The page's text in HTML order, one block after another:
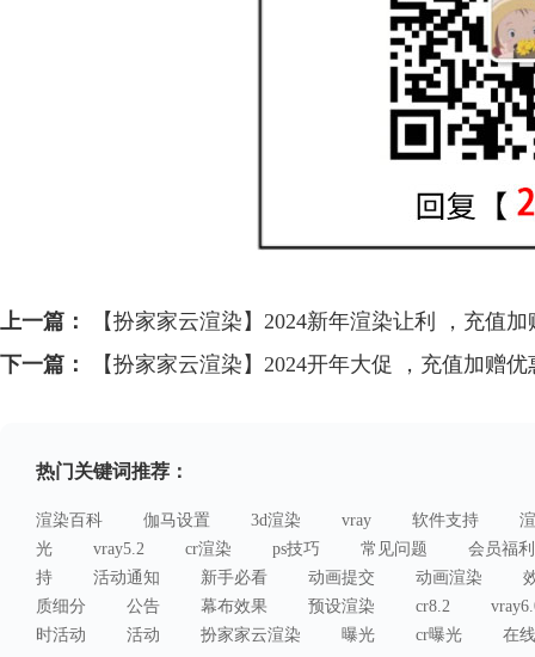
上一篇：
【扮家家云渲染】2024新年渲染让利 ，充值
下一篇：
【扮家家云渲染】2024开年大促 ，充值加赠
热门关键词推荐：
渲染百科 伽马设置 3d渲染 vray 软件支持
光
vray5.2 cr渲染 ps技巧 常见问题
会员福利
持
活动通知 新手必看 动画提交 动画渲染
质细分
公告 幕布效果 预设渲染 cr8.2
时活动
活动 扮家家云渲染 曝光 cr曝光 在